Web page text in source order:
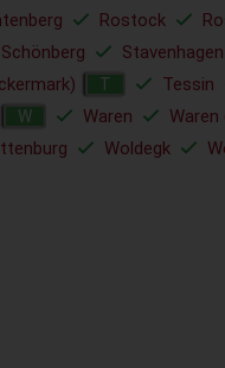
Rostock
Schönberg Stavenhagen
T Tessin
W Waren
Woldegk